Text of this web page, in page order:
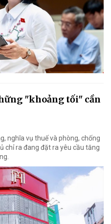
"khoảng tối" cần
nghĩa vụ thuế và phòng, chống
chỉ ra đang đặt ra yêu cầu tăng